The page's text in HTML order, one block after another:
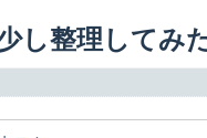
し整理してみ